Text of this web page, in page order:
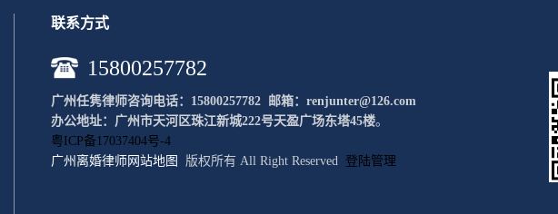
联系方式
15800257782
广州任隽律师咨询电话：15800257782 邮箱：renjunter@126.com
办公地址：广州市天河区珠江新城222号天盈广场东塔45楼。
粤ICP备17037404号-4
广州离婚律师 网站地图 版权所有 All Right Reserved 登陆管理